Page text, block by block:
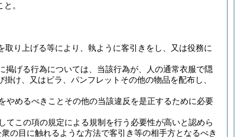
。
り上げる等により、執ように客引きをし、又は役務に
掲げる行為については、当該行為が、人の通常衣服で隠
掛け、又はビラ、パンフレットその他の物品を配布し、
やめるべきことその他の当該違反を是正するために必要
てこの項の規定による規制を行う必要性が高いと認めら
の目に触れるような方法で客引き等の相手方となるべき